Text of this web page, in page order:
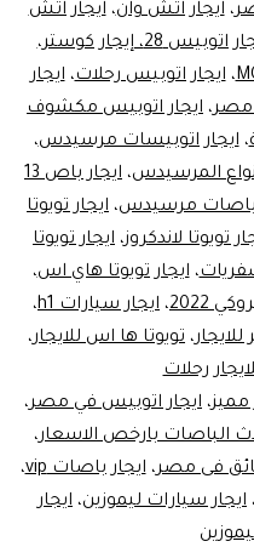
،ايجار اتش وان،ايجار اتش
ايجار اتوبيس 33 ايجار اتوبيس 28، إيجار كوستر،
،ايجار اتوبيس رحلات،ايجار
مصر، ايجار اتوبيس مكشوف
،ايجار اتوبيسات مرسيدس،
المرسيدس،
ايجار باص 13
باصات مرسيدس، ايجار تويوتا
تويوتا لاندكروز، ايجار تويوتا
،ايجار تويوتا هاي اس،
2022 ، ايجار سيارات h1
،
، تويوتا ها اس للايجار،
رحلات
، ايجار اتوبيس في مصر،
الباصات بارخص الاسعار،
فى مصر،ايجار باصات vip
،
، ايجار سيارات ليموزين، ايجار